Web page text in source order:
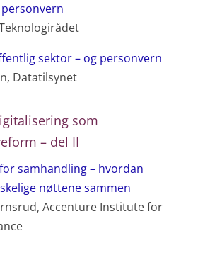
sektor – og personvern
Datatilsynet
som
– del II
samhandling – hvordan
nøttene sammen
Accenture Institute for